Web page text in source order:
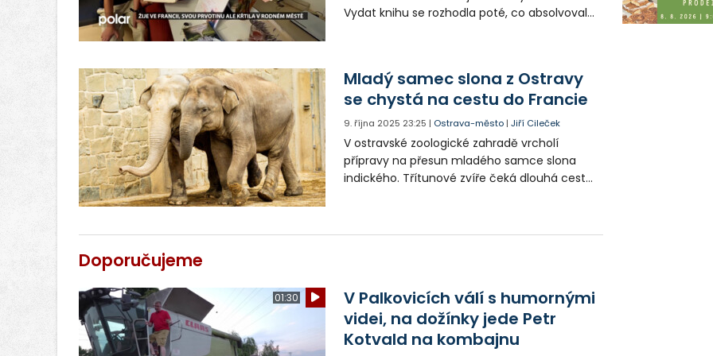
Vydat knihu se rozhodla poté, co absolvovala
Mladý samec slona z Ostravy
se chystá na cestu do Francie
9. října 2025 23:25 | Ostrava-město |Jiří Cileček
V ostravské zoologické zahradě vrcholí
přípravy na přesun mladého samce slona
indického. Třítunové zvíře čeká dlouhá cesta
trénují nástup do speciálního transportního
Doporučujeme
01:30
V Palkovicích válí s humornými
videi, na dožínky jede Petr
Kotvald na kombajnu